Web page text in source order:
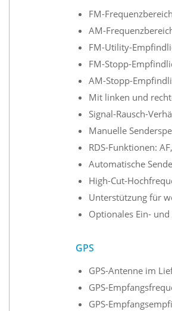
FM-
AM-
FM-Utility-
FM-Stopp-
AM-Stopp-
Mit linken und
Signal-Rausch-
Manuelle
RDS-Funktionen:
Automatische
High-Cut-
Unterstützung für
Optionales Ein-
GPS
GPS-Antenne im
GPS-
GPS-